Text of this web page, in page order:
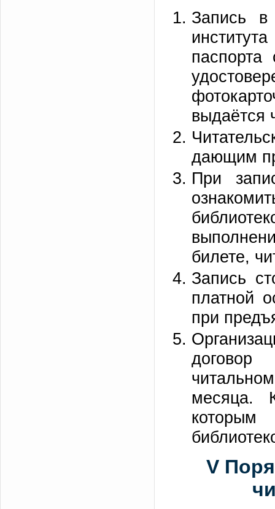
Запись в
выдаётся
дающим
При
билете,
Запись
платной
при
договор
месяца.
которым
V